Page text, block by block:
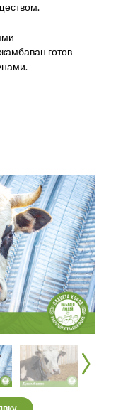
готов
‹
‹